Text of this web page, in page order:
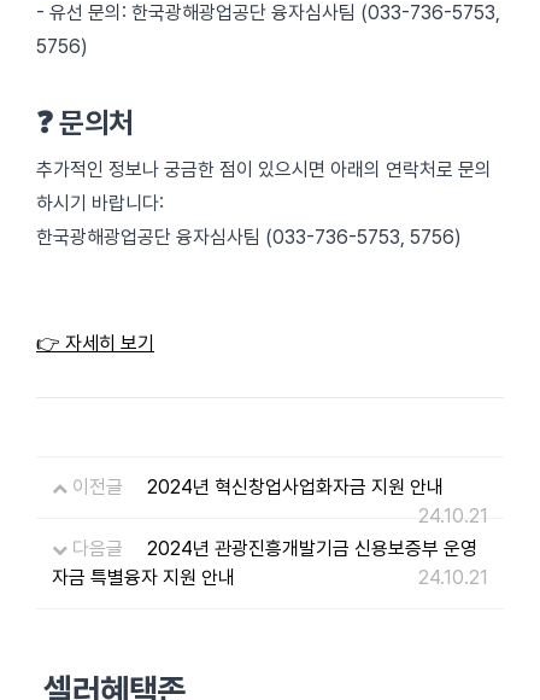
- 유선 문의: 한국광해광업공단 융자심사팀 (033-736-5753,
5756)
❓ 문의처
추가적인 정보나 궁금한 점이 있으시면 아래의 연락처로 문의
하시기 바랍니다:
한국광해광업공단 융자심사팀 (033-736-5753, 5756)
👉 자세히 보기
이전글
2024년 혁신창업사업화자금 지원 안내
24.10.21
다음글
2024년 관광진흥개발기금 신용보증부 운영
자금 특별융자 지원 안내
24.10.21
셀러혜택존